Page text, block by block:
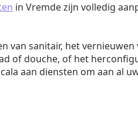
in Vremde zijn volledig
van sanitair, het vernieuwen
of douche, of het
aan diensten om aan al